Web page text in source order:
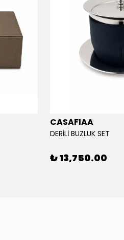
CASAFIAA
DERİLİ BUZLUK SET
₺ 13,750.00